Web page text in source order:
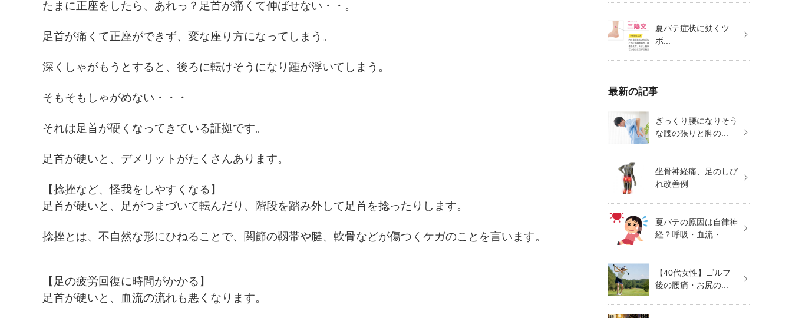
たまに正座をしたら、あれっ？足首が痛くて伸ばせない・・。
足首が痛くて正座ができず、変な座り方になってしまう。
深くしゃがもうとすると、後ろに転けそうになり踵が浮いてしまう。
そもそもしゃがめない・・・
それは足首が硬くなってきている証拠です。
足首が硬いと、デメリットがたくさんあります。
【捻挫など、怪我をしやすくなる】
足首が硬いと、足がつまづいて転んだり、階段を踏み外して足首を捻ったりします。
捻挫とは、不自然な形にひねることで、関節の靱帯や腱、軟骨などが傷つくケガのことを言います。
【足の疲労回復に時間がかかる】
足首が硬いと、血流の流れも悪くなります。
夏バテ症状に効くツ
ボ...
最新の記事
ぎっくり腰になりそう
な腰の張りと脚の...
坐骨神経痛、足のしび
れ改善例
夏バテの原因は自律神
経？呼吸・血流・...
【40代女性】ゴルフ
後の腰痛・お尻の...